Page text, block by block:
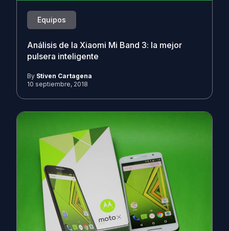
Equipos
Análisis de la Xiaomi Mi Band 3: la mejor
pulsera inteligente
By Stiven Cartagena
10 septiembre, 2018